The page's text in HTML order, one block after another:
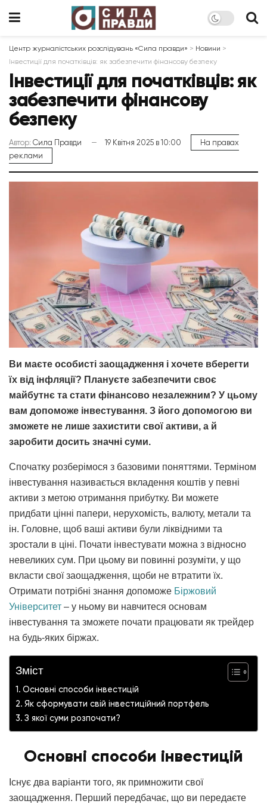
Центр журналістських розслідувань «Сила правди» > Новини >
Інвестиції для початківців: як забезпечити фінансову безпеку
Інвестиції для початківців: як
забезпечити фінансову
безпеку
Автор: Сила Правди 19 Квітня 2025 в 10:00
На правах
реклами
Ви маєте особисті заощадження і хочете вберегти
їх від інфляції? Плануєте забезпечити своє
майбутнє та стати фінансово незалежним? У цьому
вам допоможе інвестування. З його допомогою ви
зможете не лише захистити свої активи, а й
заробити досить значні суми.
Спочатку розберімося з базовими поняттями. Терміном
інвестування називається вкладення коштів у певні
активи з метою отримання прибутку. Ви можете
придбати цінні папери, нерухомість, валюту, метали та
ін. Головне, щоб ваші активи були ліквідними та
зростали в ціні. Почати інвестувати можна з відносно
невеликих сум. При цьому ви повинні розуміти, у що
вкласти свої заощадження, щоби не втратити їх.
Отримати потрібні знання допоможе Біржовий
Університет – у ньому ви навчитеся основам
інвестування та зможете почати працювати як трейдер
на будь-яких біржах.
Зміст
Основні способи інвестицій
Як сформувати свій інвестиційний портфель
З якої суми розпочати?
Основні способи інвестицій
Існує два варіанти того, як примножити свої
заощадження. Перший передбачає, що ви передаєте